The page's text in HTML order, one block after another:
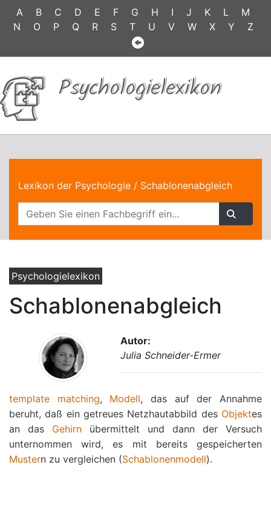
A B C D E F G H I J K L
M
N
O P Q R S T U V W X Y Z
Psychologielexikon
Lexikon der Psychologie / Schablonenabgleich
Psychologielexikon
Schablonenabgleich
Autor:
Julia Schneider-Ermer
template matching, Modell, das auf der Annahme
beruht, daß ein getreues Netzhautabbild des Objektes
an das Gehirn übermittelt und dann der Versuch
unternommen wird, es mit bereits gespeicherten
Mustern zu vergleichen (Schablonenmodell).